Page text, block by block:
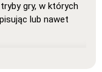
gry, w których
lub nawet
wszystkie